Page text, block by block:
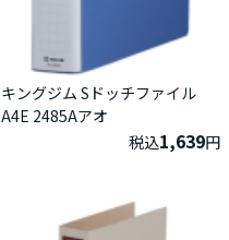
キングジム Sドッチファイル
A4E 2485Aアオ
税込1,639円